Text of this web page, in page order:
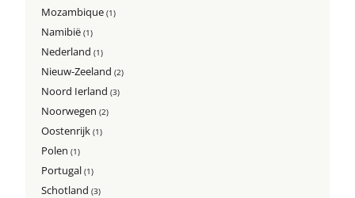
Mozambique(1)
Namibië(1)
Nederland(1)
Nieuw-Zeeland(2)
Noord Ierland(3)
Noorwegen(2)
Oostenrijk(1)
Polen(1)
Portugal(1)
Schotland(3)